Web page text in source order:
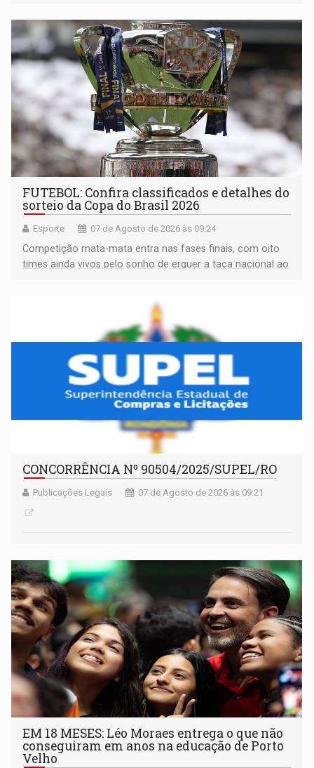
FUTEBOL: Confira classificados e detalhes do
sorteio da Copa do Brasil 2026
Esporte 07 de Agosto de 2026 às 09:24
Competição mata-mata entra nas fases finais, com oito
times ainda vivos pelo sonho de erguer a taça nacional ao
CONCORRÊNCIA Nº 90504/2025/SUPEL/RO
Publicações Legais 07 de Agosto de 2026 às 09:21
EM 18 MESES: Léo Moraes entrega o que não
conseguiram em anos na educação de Porto
Velho